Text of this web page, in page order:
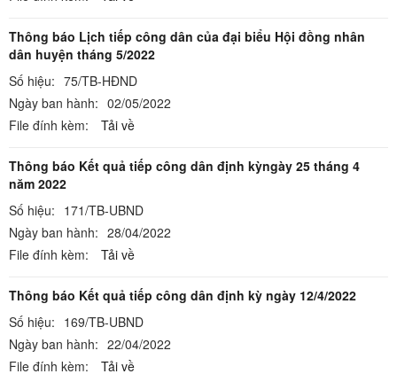
Thông báo Lịch tiếp công dân của đại biểu Hội đồng nhân
dân huyện tháng 5/2022
Số hiệu: 75/TB-HĐND
Ngày ban hành: 02/05/2022
File đính kèm:
Tải về
Thông báo Kết quả tiếp công dân định kỳngày 25 tháng 4
năm 2022
Số hiệu: 171/TB-UBND
Ngày ban hành: 28/04/2022
File đính kèm:
Tải về
Thông báo Kết quả tiếp công dân định kỳ ngày 12/4/2022
Số hiệu: 169/TB-UBND
Ngày ban hành: 22/04/2022
File đính kèm:
Tải về